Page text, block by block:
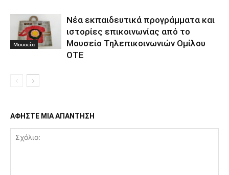
Μουσεία
Νέα εκπαιδευτικά προγράμματα και
ιστορίες επικοινωνίας από το
Μουσείο Τηλεπικοινωνιών Ομίλου
ΟΤΕ
ΑΦΗΣΤΕ ΜΙΑ ΑΠΑΝΤΗΣΗ